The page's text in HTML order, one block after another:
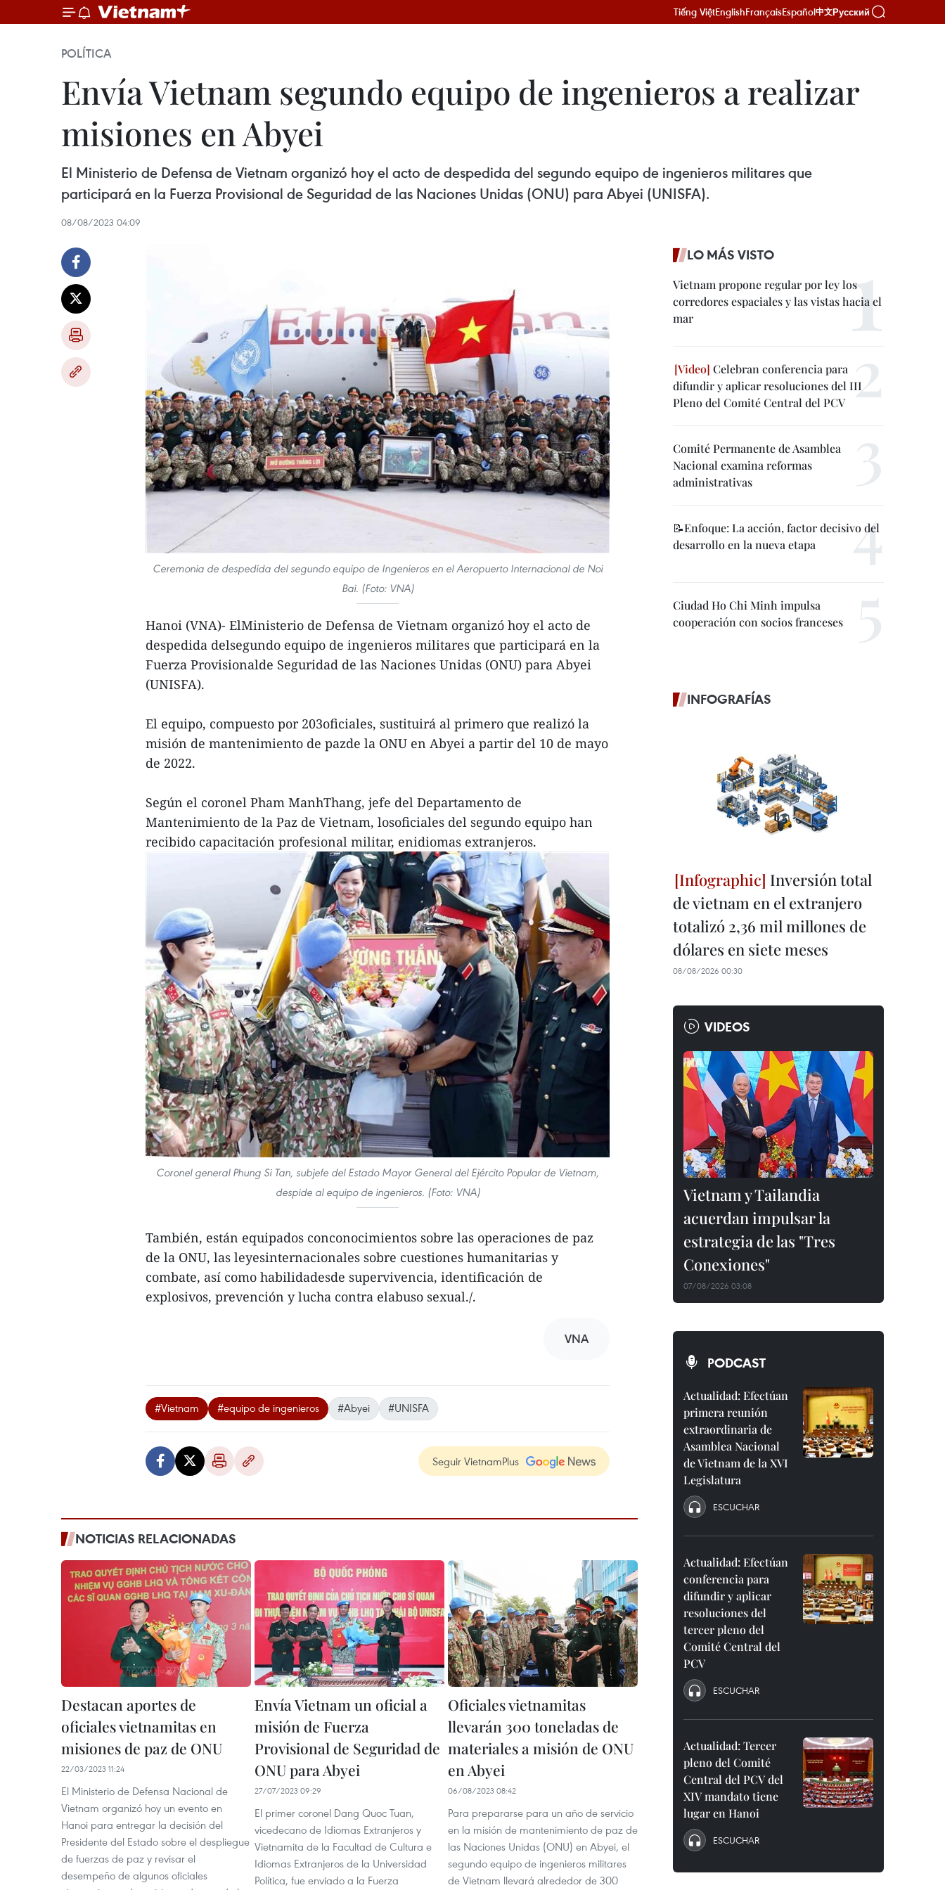
Tiếng ViệtEnglishFrançaisEspañol中文Русский
POLÍTICA
Envía Vietnam segundo equipo de ingenieros a realizar
misiones en Abyei
El Ministerio de Defensa de Vietnam organizó hoy el acto de despedida del segundo equipo de ingenieros militares que
participará en la Fuerza Provisional de Seguridad de las Naciones Unidas (ONU) para Abyei (UNISFA).
08/08/2023 04:09
Ceremonia de despedida del segundo equipo de Ingenieros en el Aeropuerto Internacional de Noi
Bai. (Foto: VNA)
Hanoi (VNA)- ElMinisterio de Defensa de Vietnam organizó hoy el acto de
despedida delsegundo equipo de ingenieros militares que participará en la
Fuerza Provisionalde Seguridad de las Naciones Unidas (ONU) para Abyei
(UNISFA).
El equipo, compuesto por 203oficiales, sustituirá al primero que realizó la
misión de mantenimiento de pazde la ONU en Abyei a partir del 10 de mayo
de 2022.
Según el coronel Pham ManhThang, jefe del Departamento de
Mantenimiento de la Paz de Vietnam, losoficiales del segundo equipo han
recibido capacitación profesional militar, enidiomas extranjeros.
Coronel general Phung Si Tan, subjefe del Estado Mayor General del Ejército Popular de Vietnam,
despide al equipo de ingenieros. (Foto: VNA)
También, están equipados conconocimientos sobre las operaciones de paz
de la ONU, las leyesinternacionales sobre cuestiones humanitarias y
combate, así como habilidadesde supervivencia, identificación de
explosivos, prevención y lucha contra elabuso sexual./.
VNA
#Vietnam #equipo de ingenieros #Abyei #UNISFA
Seguir VietnamPlus
NOTICIAS RELACIONADAS
Destacan aportes de
oficiales vietnamitas en
misiones de paz de ONU
22/03/2023 11:24
El Ministerio de Defensa Nacional de
Vietnam organizó hoy un evento en
Hanoi para entregar la decisión del
Presidente del Estado sobre el despliegue
de fuerzas de paz y revisar el
desempeño de algunos oficiales
Envía Vietnam un oficial a
misión de Fuerza
Provisional de Seguridad de
ONU para Abyei
27/07/2023 09:29
El primer coronel Dang Quoc Tuan,
vicedecano de Idiomas Extranjeros y
Vietnamita de la Facultad de Cultura e
Idiomas Extranjeros de la Universidad
Política, fue enviado a la Fuerza
Oficiales vietnamitas
llevarán 300 toneladas de
materiales a misión de ONU
en Abyei
06/08/2023 08:42
Para prepararse para un año de servicio
en la misión de mantenimiento de paz de
las Naciones Unidas (ONU) en Abyei, el
segundo equipo de ingenieros militares
de Vietnam llevará alrededor de 300
LO MÁS VISTO
Vietnam propone regular por ley los
corredores espaciales y las vistas hacia el
mar
Celebran conferencia para
difundir y aplicar resoluciones del III
Pleno del Comité Central del PCV
Comité Permanente de Asamblea
Nacional examina reformas
administrativas
📝Enfoque: La acción, factor decisivo del
desarrollo en la nueva etapa
Ciudad Ho Chi Minh impulsa
cooperación con socios franceses
INFOGRAFÍAS
Inversión total
de vietnam en el extranjero
totalizó 2,36 mil millones de
dólares en siete meses
08/08/2026 00:30
VIDEOS
Vietnam y Tailandia
acuerdan impulsar la
estrategia de las "Tres
Conexiones"
07/08/2026 03:08
PODCAST
Actualidad: Efectúan
primera reunión
extraordinaria de
Asamblea Nacional
de Vietnam de la XVI
Legislatura
ESCUCHAR
Actualidad: Efectúan
conferencia para
difundir y aplicar
resoluciones del
tercer pleno del
Comité Central del
PCV
ESCUCHAR
Actualidad: Tercer
pleno del Comité
Central del PCV del
XIV mandato tiene
lugar en Hanoi
ESCUCHAR